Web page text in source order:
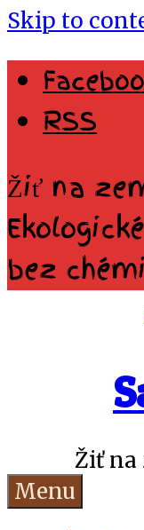
Skip to
RSS
Žiť na
bez
Žiť na
Menu